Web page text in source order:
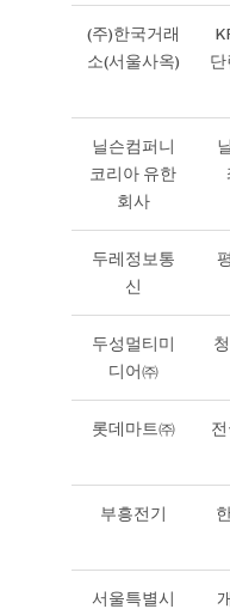
(주)한국거래
소(서울사옥)
닐슨컴퍼니
코리아 유한
회사
두레정보통
신
두성멀티미
디어㈜
롯데마트㈜
부흥전기
서울특별시